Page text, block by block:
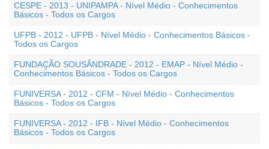
CESPE - 2013 - UNIPAMPA - Nível Médio - Conhecimentos
Básicos - Todos os Cargos
UFPB - 2012 - UFPB - Nível Médio - Conhecimentos Básicos -
Todos os Cargos
FUNDAÇÃO SOUSÂNDRADE - 2012 - EMAP - Nível Médio -
Conhecimentos Básicos - Todos os Cargos
FUNIVERSA - 2012 - CFM - Nível Médio - Conhecimentos
Básicos - Todos os Cargos
FUNIVERSA - 2012 - IFB - Nível Médio - Conhecimentos
Básicos - Todos os Cargos